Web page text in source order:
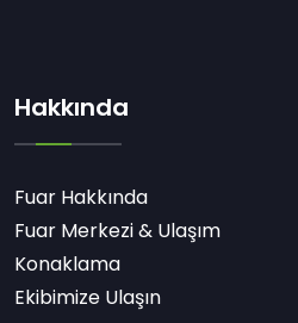
Hakkında
Fuar Hakkında
Fuar Merkezi & Ulaşım
Konaklama
Ekibimize Ulaşın